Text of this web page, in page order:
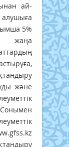
ай-
5%
жаңа
және